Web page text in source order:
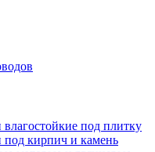
под плитку
под кирпич и камень